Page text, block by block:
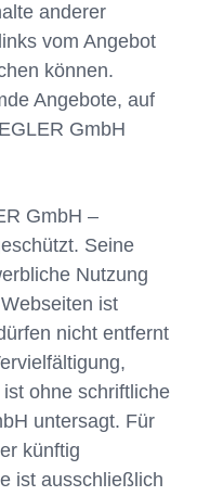
anderer
vom Angebot
können.
Angebote, auf
GmbH
GmbH –
Seine
Nutzung
ist
nicht entfernt
ohne schriftliche
untersagt. Für
künftig
ist ausschließlich